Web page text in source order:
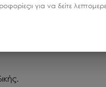
Πετσέτες και
για να δείτε